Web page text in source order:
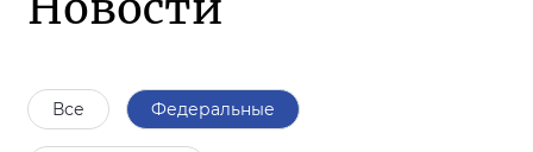
Все Федеральные